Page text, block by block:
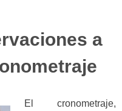
a
El cronometraje,